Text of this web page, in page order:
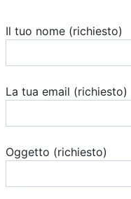
Il tuo nome (richiesto)
La tua email (richiesto)
Oggetto (richiesto)